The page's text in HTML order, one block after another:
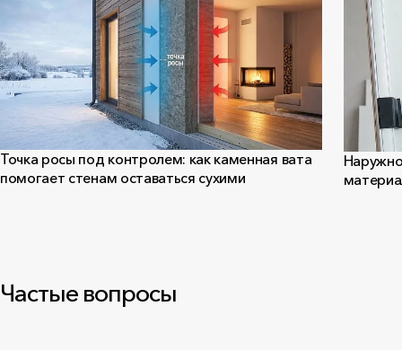
Точка росы под контролем: как каменная вата
помогает стенам оставаться сухими
Частые вопросы